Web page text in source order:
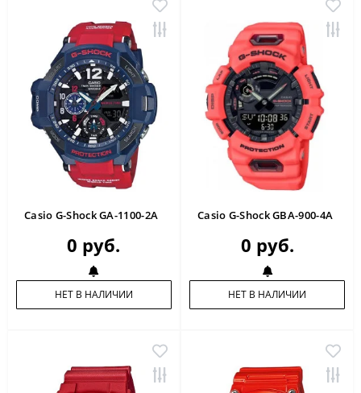
Casio G-Shock GA-1100-2A
0 руб.
НЕТ В НАЛИЧИИ
Casio G-Shock GBA-900-4A
0 руб.
НЕТ В НАЛИЧИИ